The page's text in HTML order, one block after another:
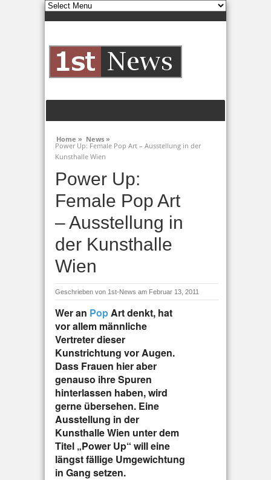
Home » News »
Power Up: Female Pop Art – Ausstellung in der
Kunsthalle Wien
Power Up:
Female Pop Art
– Ausstellung in
der Kunsthalle
Wien
Geschrieben von 1st-News am Februar 13, 2011
Wer an PopArt denkt, hat
vor allem männliche
Vertreter dieser
Kunstrichtung vor Augen.
Dass Frauen hier aber
genauso ihre Spuren
hinterlassen haben, wird
gerne übersehen. Eine
Ausstellung in der
Kunsthalle Wien unter dem
Titel „Power Up“ will eine
längst fällige Umgewichtung
in Gang setzen.